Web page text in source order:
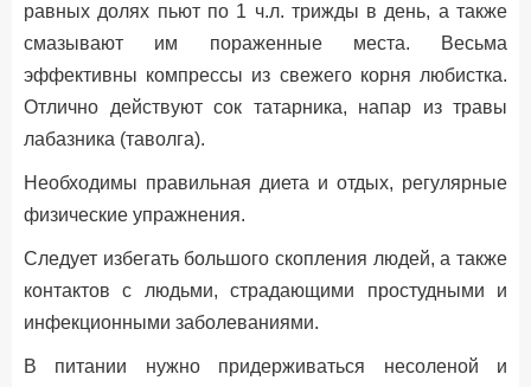
равных долях пьют по 1 ч.л. трижды в день, а также
смазывают им пораженные места. Весьма
эффективны компрессы из свежего корня любистка.
Отлично действуют сок татарника, напар из травы
лабазника (таволга).
Необходимы правильная диета и отдых, регулярные
физические упражнения.
Следует избегать большого скопления людей, а также
контактов с людьми, страдающими простудными и
инфекционными заболеваниями.
В питании нужно придерживаться несоленой и